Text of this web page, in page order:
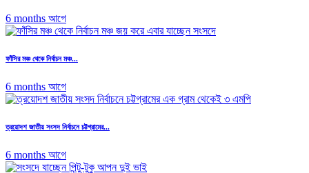
6 months আগে
ফাঁসির মঞ্চ থেকে নির্বাচন মঞ্চ...
6 months আগে
ত্রয়োদশ জাতীয় সংসদ নির্বাচনে চট্টগ্রামের...
6 months আগে